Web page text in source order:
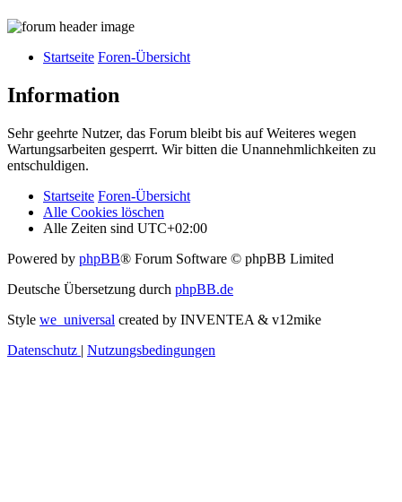
Startseite Foren-Übersicht
Information
Sehr geehrte Nutzer, das Forum bleibt bis auf Weiteres wegen
Wartungsarbeiten gesperrt. Wir bitten die Unannehmlichkeiten zu
entschuldigen.
Startseite Foren-Übersicht
Alle Cookies löschen
Alle Zeiten sind UTC+02:00
Powered by phpBB® Forum Software © phpBB Limited
Deutsche Übersetzung durch phpBB.de
Style we_universal created by INVENTEA & v12mike
Datenschutz | Nutzungsbedingungen